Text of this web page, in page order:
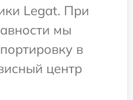
Legat. При
мы
в
центр